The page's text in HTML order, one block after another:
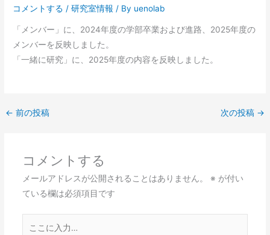
コメントする /研究室情報 / By uenolab
「メンバー」に、2024年度の学部卒業および進路、2025年度の
メンバーを反映しました。
「一緒に研究」に、2025年度の内容を反映しました。
← 前の投稿 次の投稿 →
コメントする
メールアドレスが公開されることはありません。 ※ が付い
ている欄は必須項目です